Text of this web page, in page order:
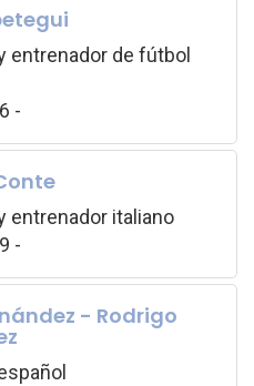
entrenador de fútbol
-
entrenador italiano
-
- Rodrigo